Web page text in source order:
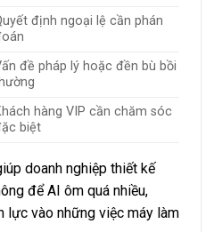
định ngoại lệ cần phán
đề pháp lý hoặc đền bù bồi
hàng VIP cần chăm sóc
biệt
doanh nghiệp thiết kế
để AI ôm quá nhiều,
lực vào những việc máy làm